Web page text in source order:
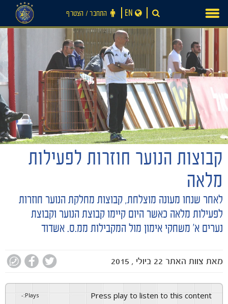
חדשות
content
התחבר ‪/‬ הצטרף EN
קבוצות הנוער חוזרות לפעילות
מלאה
לאחר שנחו מעונה מוצלחת, קבוצות מחלקת הנוער חוזרות
לפעילות מלאה כאשר היום קיימו קבוצת הנוער וקבוצת
נערים א' משחקי אימון מול המקבילות ממ.ס. אשדוד
מאת צוות האתר 22 ביולי , 2015
Press play to listen to this content
Plays
:
-